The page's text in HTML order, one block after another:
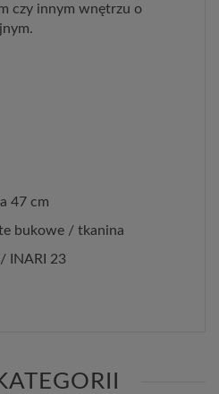
czy innym wnętrzu o
47 cm
bukowe / tkanina
INARI 23